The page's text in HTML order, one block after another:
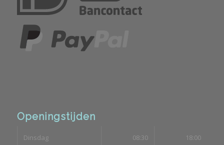
Openingstijden
Dinsdag 08:30 18:00